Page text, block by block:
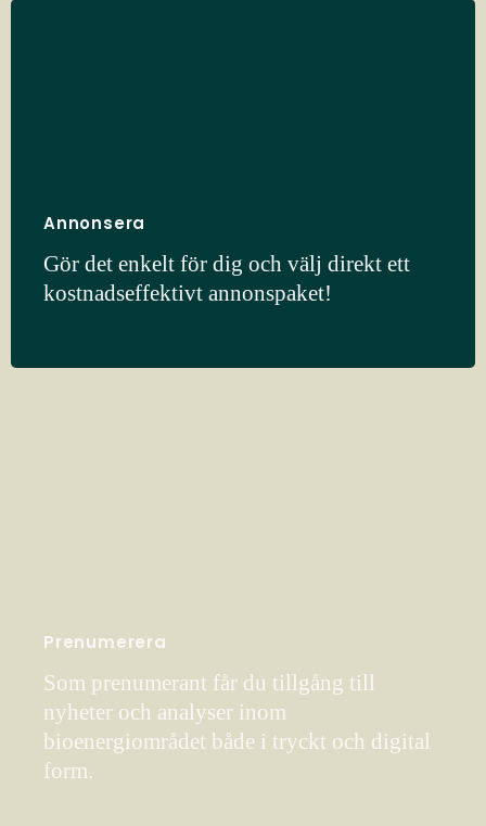
Annonsera
Gör det enkelt för dig och välj direkt ett
kostnadseffektivt annonspaket!
Prenumerera
Som prenumerant får du tillgång till
nyheter och analyser inom
bioenergiområdet både i tryckt och digital
form.